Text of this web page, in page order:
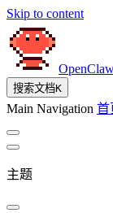
Skip to content
搜索文档K
Main Navigation 首
主题